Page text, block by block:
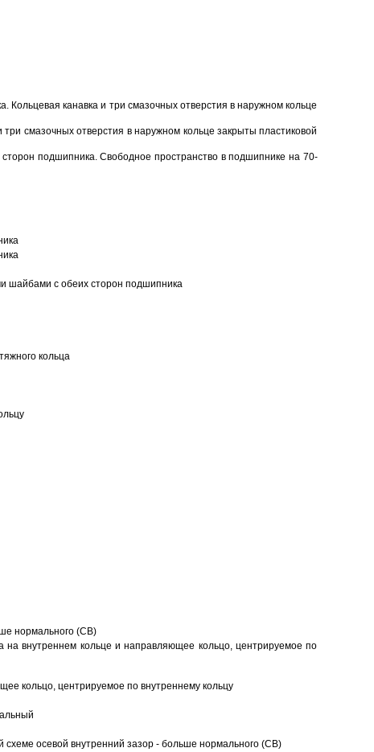
Кольцевая канавка и три смазочных отверстия в наружном кольце
смазочных отверстия в наружном кольце закрыты пластиковой
сторон подшипника. Свободное пространство в подшипнике на 70-
шайбами с обеих сторон подшипника
кольца
нормального (CB)
внутреннем кольце и направляющее кольцо, центрируемое по
кольцо, центрируемое по внутреннему кольцу
осевой внутренний зазор - больше нормального (CB)